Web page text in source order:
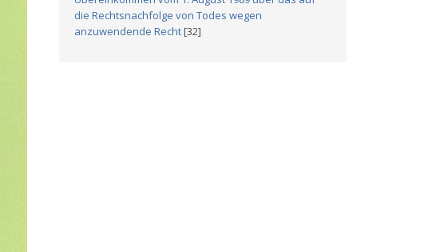
die Rechtsnachfolge von Todes wegen
anzuwendende Recht[32]